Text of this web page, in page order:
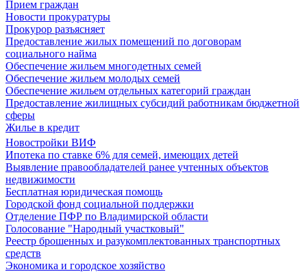
Прием граждан
Новости прокуратуры
Прокурор разъясняет
Предоставление жилых помещений по договорам
социального найма
Обеспечение жильем многодетных семей
Обеспечение жильем молодых семей
Обеспечение жильем отдельных категорий граждан
Предоставление жилищных субсидий работникам бюджетной
сферы
Жилье в кредит
Новостройки ВИФ
Ипотека по ставке 6% для семей, имеющих детей
Выявление правообладателей ранее учтенных объектов
недвижимости
Бесплатная юридическая помощь
Городской фонд социальной поддержки
Отделение ПФР по Владимирской области
Голосование "Народный участковый"
Реестр брошенных и разукомплектованных транспортных
средств
Экономика и городское хозяйство